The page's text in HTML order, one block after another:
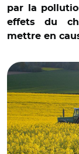
par la
effets du
mettre en